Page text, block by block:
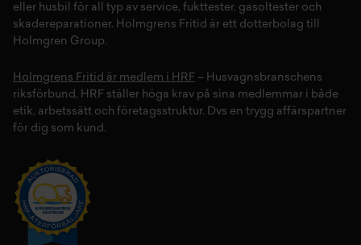
eller husbil för all typ av service, fukttester, gasoltester och
skadereparationer. Holmgrens Fritid är ett dotterbolag till
Holmgren Group.
Holmgrens Fritid är medlem i HRF – Husvagnsbranschens
riksförbund, HRF ställer höga krav på sina medlemmar i både
etik, arbetssätt och företagsstruktur. Dvs en trygg affärspartner
för dig som kund.